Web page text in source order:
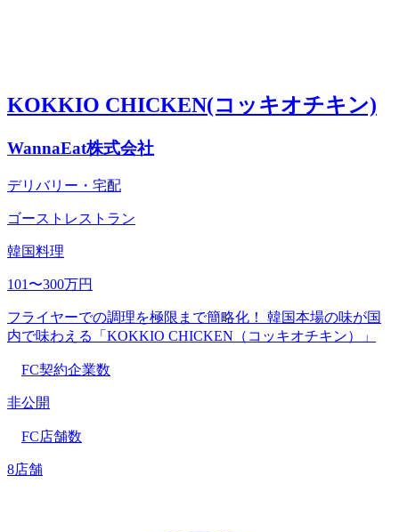
KOKKIO CHICKEN(コッキオチキン)
WannaEat株式会社
デリバリー・宅配
ゴーストレストラン
韓国料理
101〜300万円
フライヤーでの調理を極限まで簡略化！ 韓国本場の味が国
内で味わえる「KOKKIO CHICKEN（コッキオチキン）」
FC契約企業数
非公開
FC店舗数
8店舗